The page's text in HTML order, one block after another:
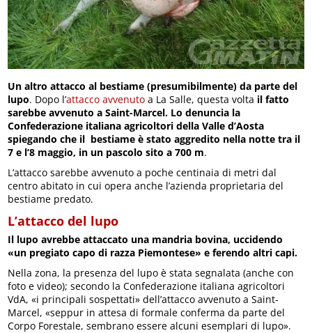
Un altro attacco al bestiame (presumibilmente) da parte del
lupo. Dopo l’attacco avvenuto a La Salle, questa volta il fatto
sarebbe avvenuto a Saint-Marcel. Lo denuncia la
Confederazione italiana agricoltori della Valle d’Aosta
spiegando che il bestiame è stato aggredito nella notte tra il
7 e l’8 maggio, in un pascolo sito a 700 m.
L’attacco sarebbe avvenuto a poche centinaia di metri dal
centro abitato in cui opera anche l’azienda proprietaria del
bestiame predato.
L’attacco del lupo
Il lupo avrebbe attaccato una mandria bovina, uccidendo
«un pregiato capo di razza Piemontese» e ferendo altri capi.
Nella zona, la presenza del lupo è stata segnalata (anche con
foto e video); secondo la Confederazione italiana agricoltori
VdA, «i principali sospettati» dell’attacco avvenuto a Saint-
Marcel, «seppur in attesa di formale conferma da parte del
Corpo Forestale, sembrano essere alcuni esemplari di lupo».